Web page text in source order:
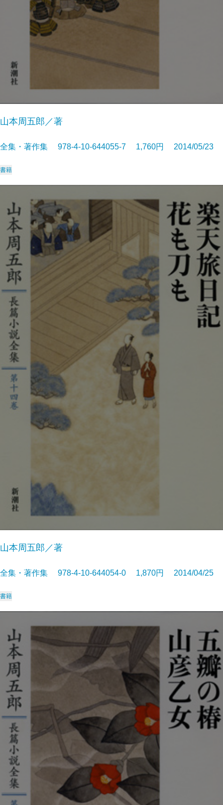
山本周五郎／著
全集・著作集 978-4-10-644055-7 1,760円 2014/05/23
書籍
山本周五郎／著
全集・著作集 978-4-10-644054-0 1,870円 2014/04/25
書籍